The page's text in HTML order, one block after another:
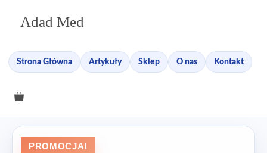
Adad Med
Strona Główna Artykuły Sklep O nas Kontakt
PROMOCJA!